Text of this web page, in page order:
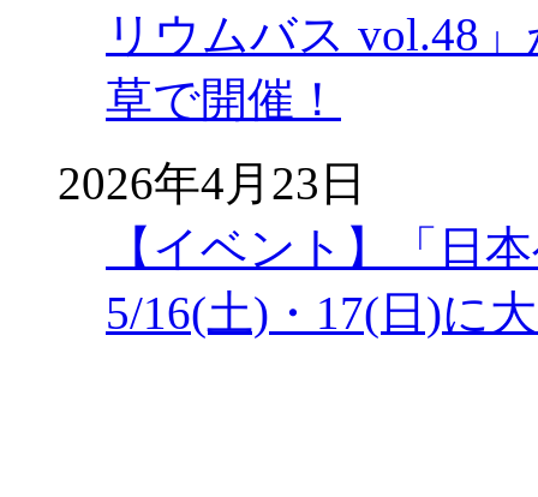
リウムバス vol.48
草で開催！
2026年4月23日
【イベント】「日
5/16(土)・17(日)に